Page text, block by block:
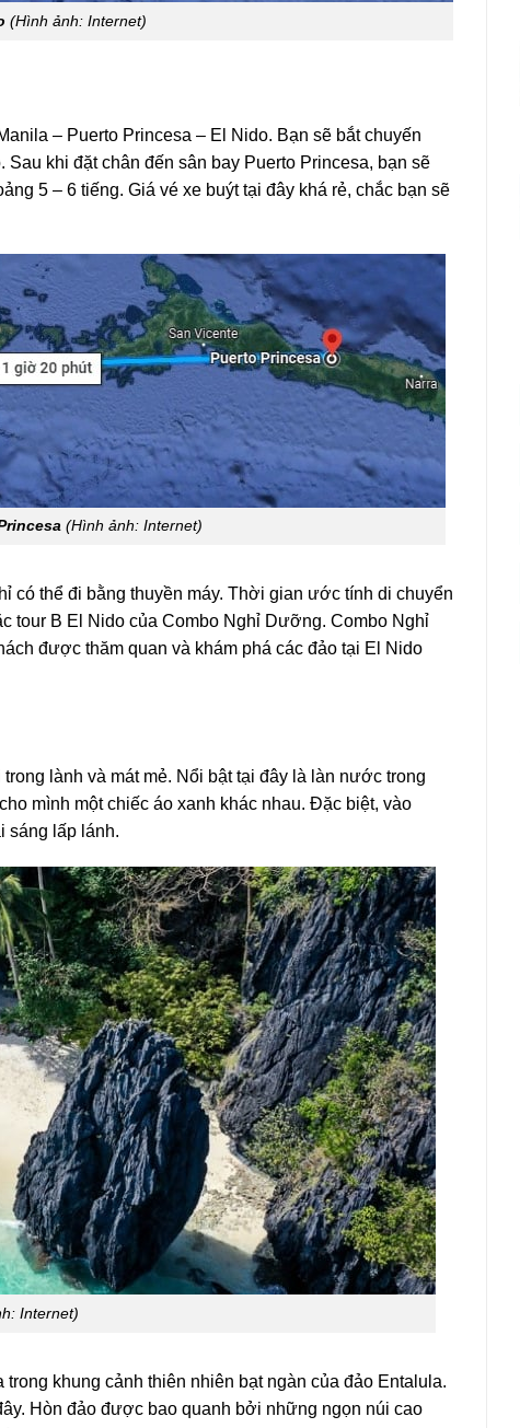
(Hình ảnh: Internet)
– Puerto Princesa – El Nido. Bạn sẽ bắt chuyến
khi đặt chân đến sân bay Puerto Princesa, bạn sẽ
5 – 6 tiếng. Giá vé xe buýt tại đây khá rẻ, chắc bạn sẽ
(Hình ảnh: Internet)
có thể đi bằng thuyền máy. Thời gian ước tính di chuyển
tour B El Nido của Combo Nghỉ Dưỡng. Combo Nghỉ
được thăm quan và khám phá các đảo tại El Nido
lành và mát mẻ. Nổi bật tại đây là làn nước trong
mình một chiếc áo xanh khác nhau. Đặc biệt, vào
sáng lấp lánh.
Internet)
khung cảnh thiên nhiên bạt ngàn của đảo Entalula.
Hòn đảo được bao quanh bởi những ngọn núi cao